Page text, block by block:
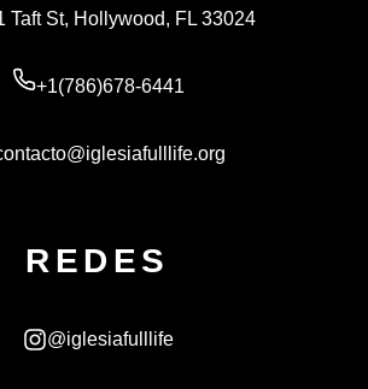
Taft St, Hollywood, FL 33024
+1(786)678-6441
REDES
@iglesiafulllife